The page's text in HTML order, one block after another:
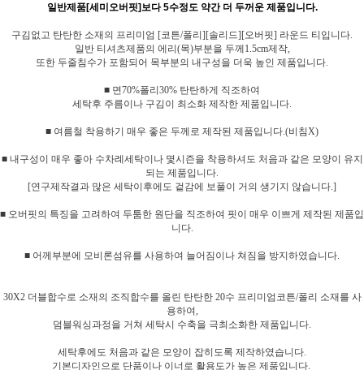
일반제품[세미오버핏]보다 5수정도 약간 더 두꺼운 제품입니다.
구김없고 탄탄한 소재의 프리미엄 [코튼/폴리][솔리드][오버핏] 라운드 티입니다.
일반 티셔츠제품의 에리(목)부분을 두께1.5cm제작,
또한 두줄침수가 포함되어 목부분의 내구성을 더욱 높인 제품입니다.
■ 면70%폴리30% 탄탄하게 직조하여
세탁후 주름이나 구김이 최소화 제작한 제품입니다.
■ 여름철 착용하기 매우 좋은 두께로 제작된 제품입니다.(비침X)
■ 내구성이 매우 좋아 수차례세탁이나 몇시즌을 착용하셔도 처음과 같은 모양이 유지
되는 제품입니다.
[연구제작결과 많은 세탁이후에도 겉감에 보풀이 거의 생기지 않습니다.]
■ 오버핏의 특징을 고려하여 두툼한 원단을 직조하여 핏이 매우 이쁘게 제작된 제품입
니다.
■ 어께부분에 모비론섬유를 사용하여 늘어짐이나 쳐짐을 방지하였습니다.
30X2 더블합수로 소재의 조직합수를 올린 탄탄한 20수 프리미엄코튼/폴리 소재를 사
용하여,
덤블워싱과정을 거쳐 세탁시 수축을 극최소화한 제품입니다.
세탁후에도 처음과 같은 모양이 잡히도록 제작하였습니다.
기본디자인으로 단품이나 이너로 활용도가 높은 제품입니다.